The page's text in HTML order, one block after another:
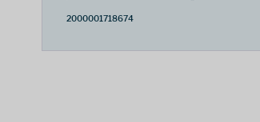
2000001718674